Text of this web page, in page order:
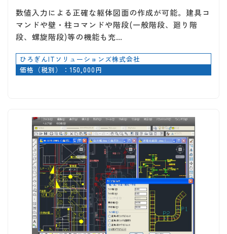
数値入力による正確な躯体図面の作成が可能。建具コ
マンドや壁・柱コマンドや階段(一般階段、廻り階
段、螺旋階段)等の機能も充…
ひろぎんITソリューションズ株式会社
価格（税別）：150,000円